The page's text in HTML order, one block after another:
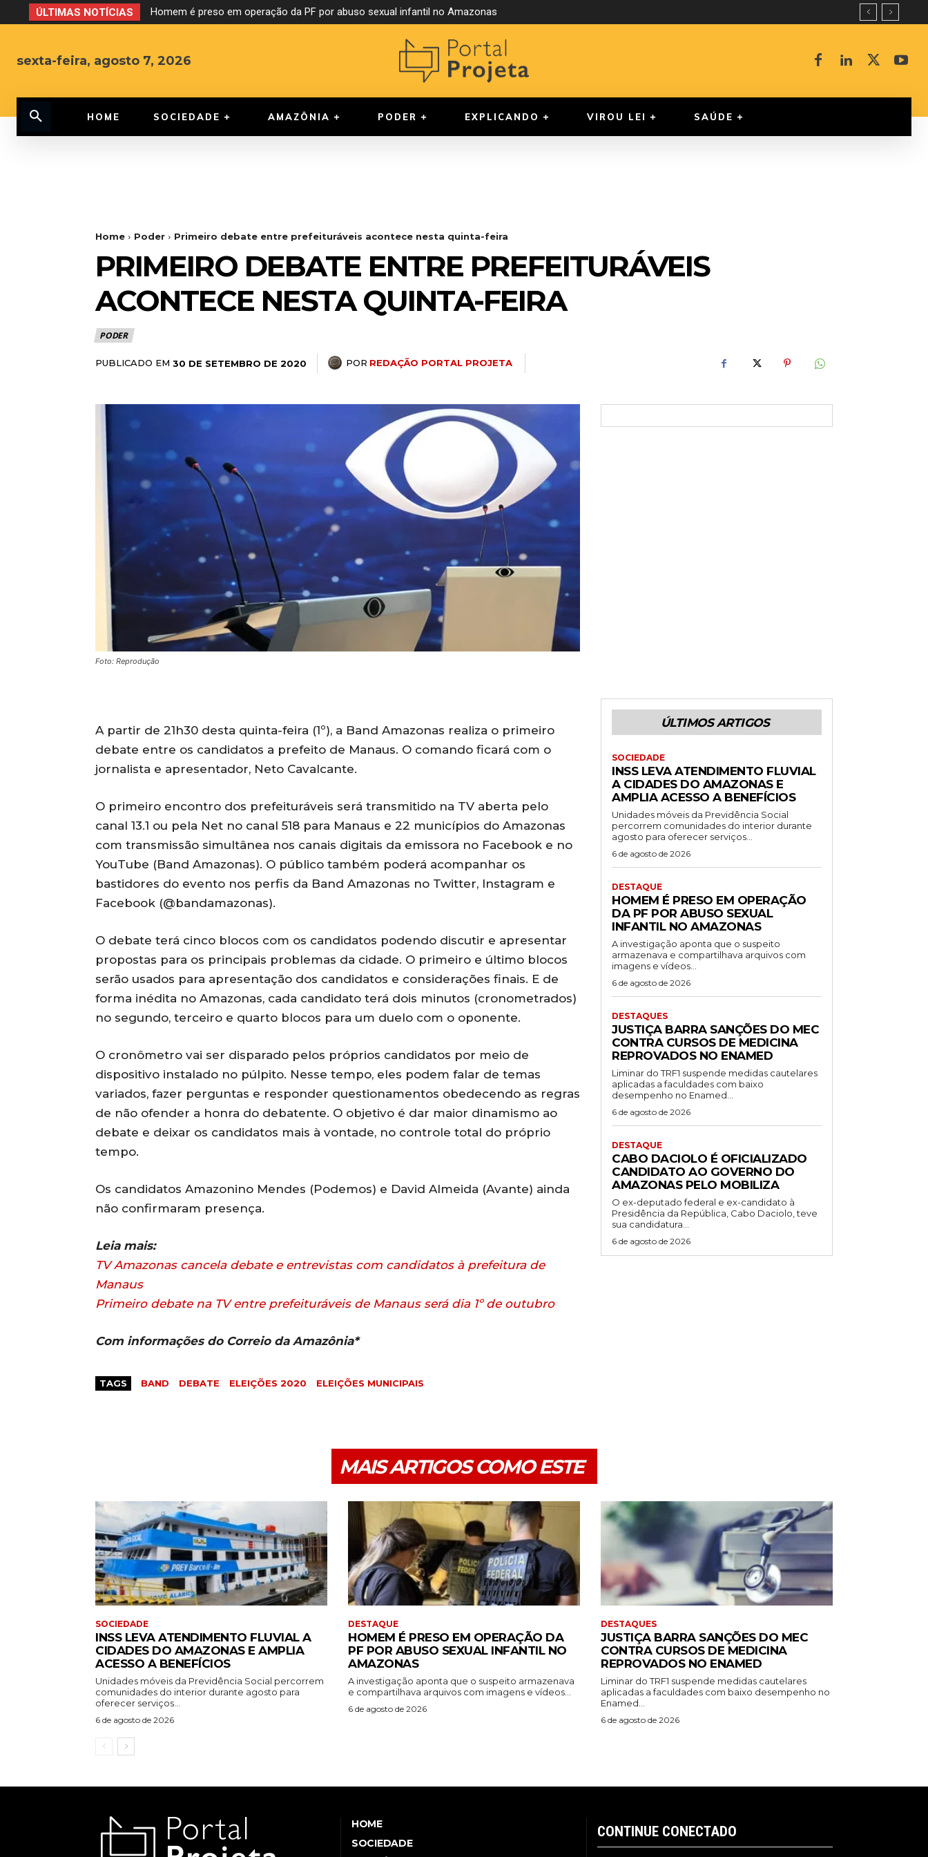
ÚLTIMAS NOTÍCIAS Homem é preso em operação da PF por abuso sexual infantil no Amazonas
sexta-feira, agosto 7, 2026
HOME SOCIEDADE AMAZÔNIA PODER EXPLICANDO VIROU LEI SAÚDE
Home Poder Primeiro debate entre prefeituráveis acontece nesta quinta-feira
PRIMEIRO DEBATE ENTRE PREFEITURÁVEIS
ACONTECE NESTA QUINTA-FEIRA
PODER
PUBLICADO EM 30 DE SETEMBRO DE 2020 POR REDAÇÃO PORTAL PROJETA
Foto: Reprodução
A partir de 21h30 desta quinta-feira (1º), a Band Amazonas realiza o primeiro
debate entre os candidatos a prefeito de Manaus. O comando ficará com o
jornalista e apresentador, Neto Cavalcante.
O primeiro encontro dos prefeituráveis será transmitido na TV aberta pelo
canal 13.1 ou pela Net no canal 518 para Manaus e 22 municípios do Amazonas
com transmissão simultânea nos canais digitais da emissora no Facebook e no
YouTube (Band Amazonas). O público também poderá acompanhar os
bastidores do evento nos perfis da Band Amazonas no Twitter, Instagram e
Facebook (@bandamazonas).
O debate terá cinco blocos com os candidatos podendo discutir e apresentar
propostas para os principais problemas da cidade. O primeiro e último blocos
serão usados para apresentação dos candidatos e considerações finais. E de
forma inédita no Amazonas, cada candidato terá dois minutos (cronometrados)
no segundo, terceiro e quarto blocos para um duelo com o oponente.
O cronômetro vai ser disparado pelos próprios candidatos por meio de
dispositivo instalado no púlpito. Nesse tempo, eles podem falar de temas
variados, fazer perguntas e responder questionamentos obedecendo as regras
de não ofender a honra do debatente. O objetivo é dar maior dinamismo ao
debate e deixar os candidatos mais à vontade, no controle total do próprio
tempo.
Os candidatos Amazonino Mendes (Podemos) e David Almeida (Avante) ainda
não confirmaram presença.
Leia mais:
TV Amazonas cancela debate e entrevistas com candidatos à prefeitura de
Manaus
Primeiro debate na TV entre prefeituráveis de Manaus será dia 1º de outubro
Com informações do Correio da Amazônia*
TAGS BAND DEBATE ELEIÇÕES 2020 ELEIÇÕES MUNICIPAIS
ÚLTIMOS ARTIGOS
SOCIEDADE
INSS LEVA ATENDIMENTO FLUVIAL
A CIDADES DO AMAZONAS E
AMPLIA ACESSO A BENEFÍCIOS
Unidades móveis da Previdência Social
percorrem comunidades do interior durante
agosto para oferecer serviços...
6 de agosto de 2026
DESTAQUE
HOMEM É PRESO EM OPERAÇÃO
DA PF POR ABUSO SEXUAL
INFANTIL NO AMAZONAS
A investigação aponta que o suspeito
armazenava e compartilhava arquivos com
imagens e vídeos...
6 de agosto de 2026
DESTAQUES
JUSTIÇA BARRA SANÇÕES DO MEC
CONTRA CURSOS DE MEDICINA
REPROVADOS NO ENAMED
Liminar do TRF1 suspende medidas cautelares
aplicadas a faculdades com baixo
desempenho no Enamed...
6 de agosto de 2026
DESTAQUE
CABO DACIOLO É OFICIALIZADO
CANDIDATO AO GOVERNO DO
AMAZONAS PELO MOBILIZA
O ex-deputado federal e ex-candidato à
Presidência da República, Cabo Daciolo, teve
sua candidatura...
6 de agosto de 2026
MAIS ARTIGOS COMO ESTE
SOCIEDADE
INSS LEVA ATENDIMENTO FLUVIAL A
CIDADES DO AMAZONAS E AMPLIA
ACESSO A BENEFÍCIOS
Unidades móveis da Previdência Social percorrem
comunidades do interior durante agosto para
oferecer serviços...
6 de agosto de 2026
DESTAQUE
HOMEM É PRESO EM OPERAÇÃO DA
PF POR ABUSO SEXUAL INFANTIL NO
AMAZONAS
A investigação aponta que o suspeito armazenava
e compartilhava arquivos com imagens e vídeos...
6 de agosto de 2026
DESTAQUES
JUSTIÇA BARRA SANÇÕES DO MEC
CONTRA CURSOS DE MEDICINA
REPROVADOS NO ENAMED
Liminar do TRF1 suspende medidas cautelares
aplicadas a faculdades com baixo desempenho no
Enamed...
6 de agosto de 2026
HOME
SOCIEDADE
CONTINUE CONECTADO